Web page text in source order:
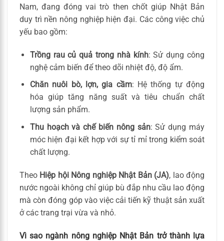
Nam, đang đóng vai trò then chốt giúp Nhật Bản
duy trì nền nông nghiệp hiện đại. Các công việc chủ
yếu bao gồm:
Trồng rau củ quả trong nhà kính: Sử dụng công
nghệ cảm biến để theo dõi nhiệt độ, độ ẩm.
Chăn nuôi bò, lợn, gia cầm: Hệ thống tự động
hóa giúp tăng năng suất và tiêu chuẩn chất
lượng sản phẩm.
Thu hoạch và chế biến nông sản: Sử dụng máy
móc hiện đại kết hợp với sự tỉ mỉ trong kiểm soát
chất lượng.
Theo Hiệp hội Nông nghiệp Nhật Bản (JA), lao động
nước ngoài không chỉ giúp bù đắp nhu cầu lao động
mà còn đóng góp vào việc cải tiến kỹ thuật sản xuất
ở các trang trại vừa và nhỏ.
Vì sao ngành nông nghiệp Nhật Bản trở thành lựa